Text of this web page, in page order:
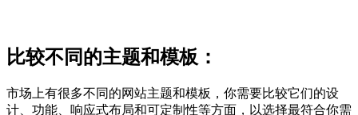
比较不同的主题和模板：
市场上有很多不同的网站主题和模板，你需要比较它们的设
计、功能、响应式布局和可定制性等方面，以选择最符合你需